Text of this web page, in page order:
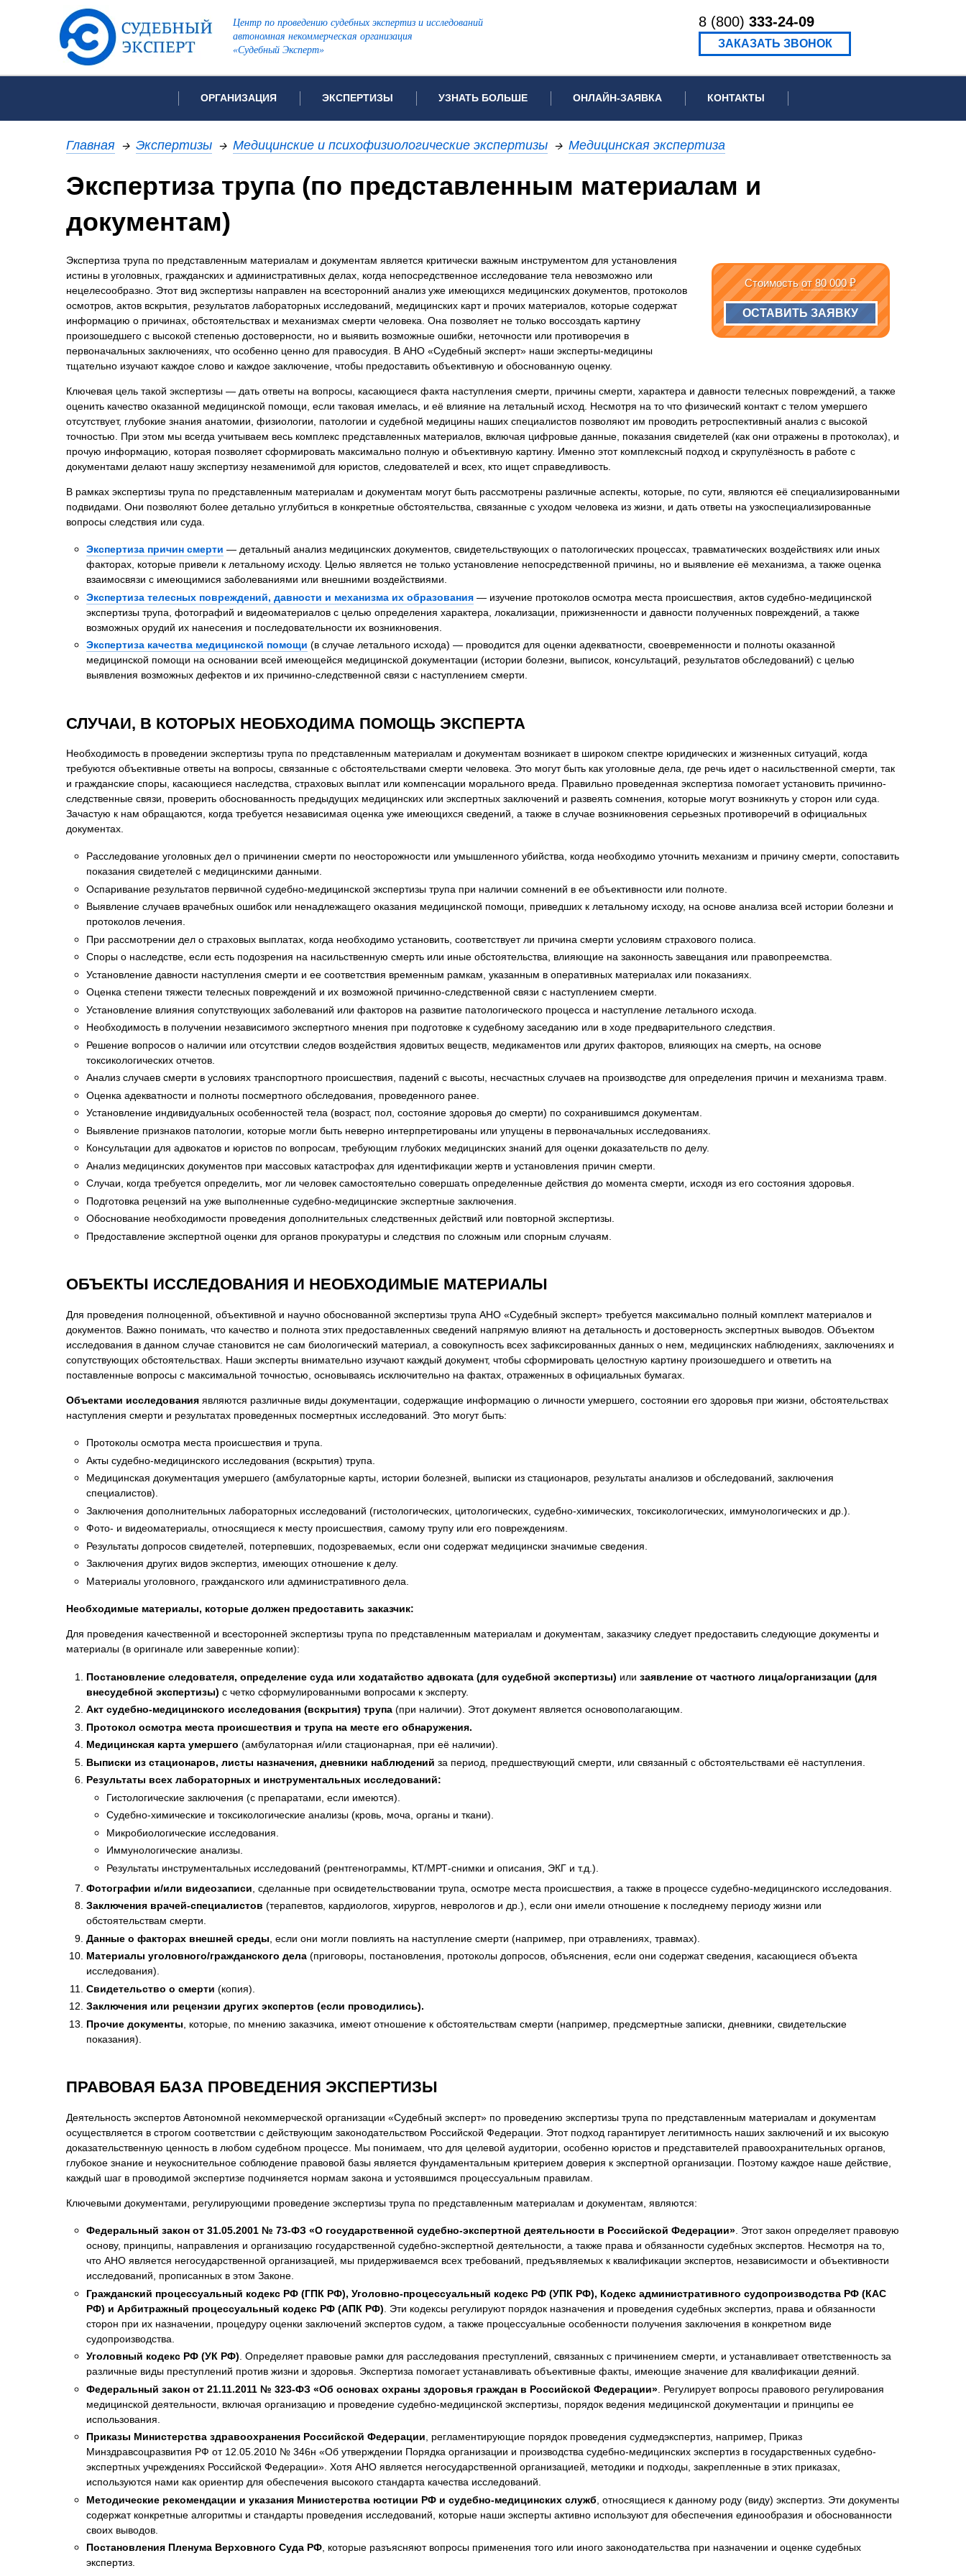
Центр по проведению судебных экспертиз и исследований
автономная некоммерческая организация
«Судебный Эксперт»
8 (800) 333-24-09
ЗАКАЗАТЬ ЗВОНОК
ОРГАНИЗАЦИЯ
Об организации
Рекомендации арбитражных судов
Для СМИ
Политика конфиденциальности
ЭКСПЕРТИЗЫ
Список всех видов проводимых экспертиз
Автороведческая экспертиза
Лингвистическая экспертиза
Медицинская экспертиза
Оценочная экспертиза
Патентоведческая экспертиза
Пожарно-техническая экспертиза
Почерковедческая экспертиза
Психиатрическая экспертиза
Психологическая экспертиза
Рецензия на экспертное заключение
Строительная экспертиза
Фоноскопическая экспертиза
Химическая экспертиза
Экономическая экспертиза
Экспертиза давности создания документа
УЗНАТЬ БОЛЬШЕ
Примеры выполненных экспертиз
Частые вопросы
ОНЛАЙН-ЗАЯВКА
Заявка на информационное письмо для суда
Заявка на проведение рецензии
КОНТАКТЫ
Главная → Экспертизы → Медицинские и психофизиологические экспертизы → Медицинская экспертиза
Экспертиза трупа (по представленным материалам и
документам)
Стоимостьот 80 000 ₽
ОСТАВИТЬ ЗАЯВКУ
Экспертиза трупа по представленным материалам и документам является критически важным инструментом для установления
истины в уголовных, гражданских и административных делах, когда непосредственное исследование тела невозможно или
нецелесообразно. Этот вид экспертизы направлен на всесторонний анализ уже имеющихся медицинских документов, протоколов
осмотров, актов вскрытия, результатов лабораторных исследований, медицинских карт и прочих материалов, которые содержат
информацию о причинах, обстоятельствах и механизмах смерти человека. Она позволяет не только воссоздать картину
произошедшего с высокой степенью достоверности, но и выявить возможные ошибки, неточности или противоречия в
первоначальных заключениях, что особенно ценно для правосудия. В АНО «Судебный эксперт» наши эксперты-медицины
тщательно изучают каждое слово и каждое заключение, чтобы предоставить объективную и обоснованную оценку.
Ключевая цель такой экспертизы — дать ответы на вопросы, касающиеся факта наступления смерти, причины смерти, характера и давности телесных повреждений, а также
оценить качество оказанной медицинской помощи, если таковая имелась, и её влияние на летальный исход. Несмотря на то что физический контакт с телом умершего
отсутствует, глубокие знания анатомии, физиологии, патологии и судебной медицины наших специалистов позволяют им проводить ретроспективный анализ с высокой
точностью. При этом мы всегда учитываем весь комплекс представленных материалов, включая цифровые данные, показания свидетелей (как они отражены в протоколах), и
прочую информацию, которая позволяет сформировать максимально полную и объективную картину. Именно этот комплексный подход и скрупулёзность в работе с
документами делают нашу экспертизу незаменимой для юристов, следователей и всех, кто ищет справедливость.
В рамках экспертизы трупа по представленным материалам и документам могут быть рассмотрены различные аспекты, которые, по сути, являются её специализированными
подвидами. Они позволяют более детально углубиться в конкретные обстоятельства, связанные с уходом человека из жизни, и дать ответы на узкоспециализированные
вопросы следствия или суда.
Экспертиза причин смерти — детальный анализ медицинских документов, свидетельствующих о патологических процессах, травматических воздействиях или иных
факторах, которые привели к летальному исходу. Целью является не только установление непосредственной причины, но и выявление её механизма, а также оценка
взаимосвязи с имеющимися заболеваниями или внешними воздействиями.
Экспертиза телесных повреждений, давности и механизма их образования — изучение протоколов осмотра места происшествия, актов судебно-медицинской
экспертизы трупа, фотографий и видеоматериалов с целью определения характера, локализации, прижизненности и давности полученных повреждений, а также
возможных орудий их нанесения и последовательности их возникновения.
Экспертиза качества медицинской помощи (в случае летального исхода) — проводится для оценки адекватности, своевременности и полноты оказанной
медицинской помощи на основании всей имеющейся медицинской документации (истории болезни, выписок, консультаций, результатов обследований) с целью
выявления возможных дефектов и их причинно-следственной связи с наступлением смерти.
СЛУЧАИ, В КОТОРЫХ НЕОБХОДИМА ПОМОЩЬ ЭКСПЕРТА
Необходимость в проведении экспертизы трупа по представленным материалам и документам возникает в широком спектре юридических и жизненных ситуаций, когда
требуются объективные ответы на вопросы, связанные с обстоятельствами смерти человека. Это могут быть как уголовные дела, где речь идет о насильственной смерти, так
и гражданские споры, касающиеся наследства, страховых выплат или компенсации морального вреда. Правильно проведенная экспертиза помогает установить причинно-
следственные связи, проверить обоснованность предыдущих медицинских или экспертных заключений и развеять сомнения, которые могут возникнуть у сторон или суда.
Зачастую к нам обращаются, когда требуется независимая оценка уже имеющихся сведений, а также в случае возникновения серьезных противоречий в официальных
документах.
Расследование уголовных дел о причинении смерти по неосторожности или умышленного убийства, когда необходимо уточнить механизм и причину смерти, сопоставить
показания свидетелей с медицинскими данными.
Оспаривание результатов первичной судебно-медицинской экспертизы трупа при наличии сомнений в ее объективности или полноте.
Выявление случаев врачебных ошибок или ненадлежащего оказания медицинской помощи, приведших к летальному исходу, на основе анализа всей истории болезни и
протоколов лечения.
При рассмотрении дел о страховых выплатах, когда необходимо установить, соответствует ли причина смерти условиям страхового полиса.
Споры о наследстве, если есть подозрения на насильственную смерть или иные обстоятельства, влияющие на законность завещания или правопреемства.
Установление давности наступления смерти и ее соответствия временным рамкам, указанным в оперативных материалах или показаниях.
Оценка степени тяжести телесных повреждений и их возможной причинно-следственной связи с наступлением смерти.
Установление влияния сопутствующих заболеваний или факторов на развитие патологического процесса и наступление летального исхода.
Необходимость в получении независимого экспертного мнения при подготовке к судебному заседанию или в ходе предварительного следствия.
Решение вопросов о наличии или отсутствии следов воздействия ядовитых веществ, медикаментов или других факторов, влияющих на смерть, на основе
токсикологических отчетов.
Анализ случаев смерти в условиях транспортного происшествия, падений с высоты, несчастных случаев на производстве для определения причин и механизма травм.
Оценка адекватности и полноты посмертного обследования, проведенного ранее.
Установление индивидуальных особенностей тела (возраст, пол, состояние здоровья до смерти) по сохранившимся документам.
Выявление признаков патологии, которые могли быть неверно интерпретированы или упущены в первоначальных исследованиях.
Консультации для адвокатов и юристов по вопросам, требующим глубоких медицинских знаний для оценки доказательств по делу.
Анализ медицинских документов при массовых катастрофах для идентификации жертв и установления причин смерти.
Случаи, когда требуется определить, мог ли человек самостоятельно совершать определенные действия до момента смерти, исходя из его состояния здоровья.
Подготовка рецензий на уже выполненные судебно-медицинские экспертные заключения.
Обоснование необходимости проведения дополнительных следственных действий или повторной экспертизы.
Предоставление экспертной оценки для органов прокуратуры и следствия по сложным или спорным случаям.
ОБЪЕКТЫ ИССЛЕДОВАНИЯ И НЕОБХОДИМЫЕ МАТЕРИАЛЫ
Для проведения полноценной, объективной и научно обоснованной экспертизы трупа АНО «Судебный эксперт» требуется максимально полный комплект материалов и
документов. Важно понимать, что качество и полнота этих предоставленных сведений напрямую влияют на детальность и достоверность экспертных выводов. Объектом
исследования в данном случае становится не сам биологический материал, а совокупность всех зафиксированных данных о нем, медицинских наблюдениях, заключениях и
сопутствующих обстоятельствах. Наши эксперты внимательно изучают каждый документ, чтобы сформировать целостную картину произошедшего и ответить на
поставленные вопросы с максимальной точностью, основываясь исключительно на фактах, отраженных в официальных бумагах.
Объектами исследования являются различные виды документации, содержащие информацию о личности умершего, состоянии его здоровья при жизни, обстоятельствах
наступления смерти и результатах проведенных посмертных исследований. Это могут быть:
Протоколы осмотра места происшествия и трупа.
Акты судебно-медицинского исследования (вскрытия) трупа.
Медицинская документация умершего (амбулаторные карты, истории болезней, выписки из стационаров, результаты анализов и обследований, заключения
специалистов).
Заключения дополнительных лабораторных исследований (гистологических, цитологических, судебно-химических, токсикологических, иммунологических и др.).
Фото- и видеоматериалы, относящиеся к месту происшествия, самому трупу или его повреждениям.
Результаты допросов свидетелей, потерпевших, подозреваемых, если они содержат медицински значимые сведения.
Заключения других видов экспертиз, имеющих отношение к делу.
Материалы уголовного, гражданского или административного дела.
Необходимые материалы, которые должен предоставить заказчик:
Для проведения качественной и всесторонней экспертизы трупа по представленным материалам и документам, заказчику следует предоставить следующие документы и
материалы (в оригинале или заверенные копии):
Постановление следователя, определение суда или ходатайство адвоката (для судебной экспертизы) или заявление от частного лица/организации (для
внесудебной экспертизы) с четко сформулированными вопросами к эксперту.
Акт судебно-медицинского исследования (вскрытия) трупа (при наличии). Этот документ является основополагающим.
Протокол осмотра места происшествия и трупа на месте его обнаружения.
Медицинская карта умершего (амбулаторная и/или стационарная, при её наличии).
Выписки из стационаров, листы назначения, дневники наблюдений за период, предшествующий смерти, или связанный с обстоятельствами её наступления.
Результаты всех лабораторных и инструментальных исследований:
Гистологические заключения (с препаратами, если имеются).
Судебно-химические и токсикологические анализы (кровь, моча, органы и ткани).
Микробиологические исследования.
Иммунологические анализы.
Результаты инструментальных исследований (рентгенограммы, КТ/МРТ-снимки и описания, ЭКГ и т.д.).
Фотографии и/или видеозаписи, сделанные при освидетельствовании трупа, осмотре места происшествия, а также в процессе судебно-медицинского исследования.
Заключения врачей-специалистов (терапевтов, кардиологов, хирургов, неврологов и др.), если они имели отношение к последнему периоду жизни или
обстоятельствам смерти.
Данные о факторах внешней среды, если они могли повлиять на наступление смерти (например, при отравлениях, травмах).
Материалы уголовного/гражданского дела (приговоры, постановления, протоколы допросов, объяснения, если они содержат сведения, касающиеся объекта
исследования).
Свидетельство о смерти (копия).
Заключения или рецензии других экспертов (если проводились).
Прочие документы, которые, по мнению заказчика, имеют отношение к обстоятельствам смерти (например, предсмертные записки, дневники, свидетельские
показания).
ПРАВОВАЯ БАЗА ПРОВЕДЕНИЯ ЭКСПЕРТИЗЫ
Деятельность экспертов Автономной некоммерческой организации «Судебный эксперт» по проведению экспертизы трупа по представленным материалам и документам
осуществляется в строгом соответствии с действующим законодательством Российской Федерации. Этот подход гарантирует легитимность наших заключений и их высокую
доказательственную ценность в любом судебном процессе. Мы понимаем, что для целевой аудитории, особенно юристов и представителей правоохранительных органов,
глубокое знание и неукоснительное соблюдение правовой базы является фундаментальным критерием доверия к экспертной организации. Поэтому каждое наше действие,
каждый шаг в проводимой экспертизе подчиняется нормам закона и устоявшимся процессуальным правилам.
Ключевыми документами, регулирующими проведение экспертизы трупа по представленным материалам и документам, являются:
Федеральный закон от 31.05.2001 № 73-ФЗ «О государственной судебно-экспертной деятельности в Российской Федерации». Этот закон определяет правовую
основу, принципы, направления и организацию государственной судебно-экспертной деятельности, а также права и обязанности судебных экспертов. Несмотря на то,
что АНО является негосударственной организацией, мы придерживаемся всех требований, предъявляемых к квалификации экспертов, независимости и объективности
исследований, прописанных в этом Законе.
Гражданский процессуальный кодекс РФ (ГПК РФ), Уголовно-процессуальный кодекс РФ (УПК РФ), Кодекс административного судопроизводства РФ (КАС
РФ) и Арбитражный процессуальный кодекс РФ (АПК РФ). Эти кодексы регулируют порядок назначения и проведения судебных экспертиз, права и обязанности
сторон при их назначении, процедуру оценки заключений экспертов судом, а также процессуальные особенности получения заключения в конкретном виде
судопроизводства.
Уголовный кодекс РФ (УК РФ). Определяет правовые рамки для расследования преступлений, связанных с причинением смерти, и устанавливает ответственность за
различные виды преступлений против жизни и здоровья. Экспертиза помогает устанавливать объективные факты, имеющие значение для квалификации деяний.
Федеральный закон от 21.11.2011 № 323-ФЗ «Об основах охраны здоровья граждан в Российской Федерации». Регулирует вопросы правового регулирования
медицинской деятельности, включая организацию и проведение судебно-медицинской экспертизы, порядок ведения медицинской документации и принципы ее
использования.
Приказы Министерства здравоохранения Российской Федерации, регламентирующие порядок проведения судмедэкспертиз, например, Приказ
Минздравсоцразвития РФ от 12.05.2010 № 346н «Об утверждении Порядка организации и производства судебно-медицинских экспертиз в государственных судебно-
экспертных учреждениях Российской Федерации». Хотя АНО является негосударственной организацией, методики и подходы, закрепленные в этих приказах,
используются нами как ориентир для обеспечения высокого стандарта качества исследований.
Методические рекомендации и указания Министерства юстиции РФ и судебно-медицинских служб, относящиеся к данному роду (виду) экспертиз. Эти документы
содержат конкретные алгоритмы и стандарты проведения исследований, которые наши эксперты активно используют для обеспечения единообразия и обоснованности
своих выводов.
Постановления Пленума Верховного Суда РФ, которые разъясняют вопросы применения того или иного законодательства при назначении и оценке судебных
экспертиз.